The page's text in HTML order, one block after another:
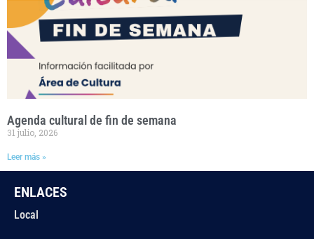
Agenda cultural de fin de semana
31 julio, 2026
Leer más »
ENLACES
Local